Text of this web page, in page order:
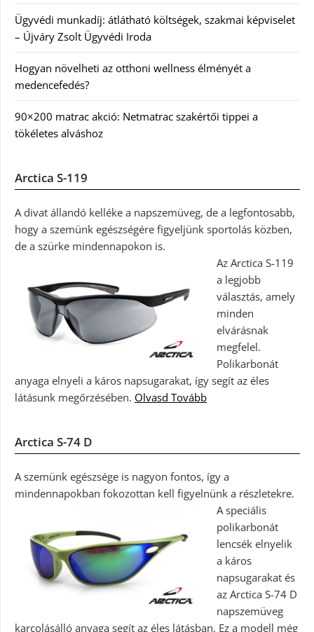
Ügyvédi munkadíj: átlátható költségek, szakmai képviselet
– Újváry Zsolt Ügyvédi Iroda
Hogyan növelheti az otthoni wellness élményét a
medencefedés?
90×200 matrac akció: Netmatrac szakértői tippei a
tökéletes alváshoz
Arctica S-119
A divat állandó kelléke a napszemüveg, de a legfontosabb,
hogy a szemünk egészségére figyeljünk sportolás közben,
de a szürke mindennapokon is.
Az Arctica S-119
a legjobb
választás, amely
minden
elvárásnak
megfelel.
Polikarbonát
anyaga elnyeli a káros napsugarakat, így segít az éles
látásunk megőrzésében. Olvasd Tovább
Arctica S-74 D
A szemünk egészsége is nagyon fontos, így a
mindennapokban fokozottan kell figyelnünk a részletekre.
A speciális
polikarbonát
lencsék elnyelik
a káros
napsugarakat és
az Arctica S-74 D
napszemüveg
karcolásálló anyaga segít az éles látásban. Ez a modell még